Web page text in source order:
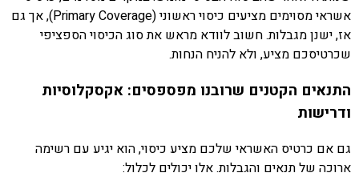
אשראי מסוימים מציעים כיסוי ראשוני (Primary Coverage), אך גם
אז, ישנן מגבלות. חשוב לוודא מראש את סוג הכיסוי הספציפי
שכרטיסכם מציע, ולא להניח הנחות.
התנאים הקטנים שרובנו מפספסים: אקסקלוסיות
ודרישות
גם אם כרטיס האשראי שלכם מציע כיסוי, הוא יגיע עם רשימה
ארוכה של תנאים והגבלות. אלו יכולים לכלול: